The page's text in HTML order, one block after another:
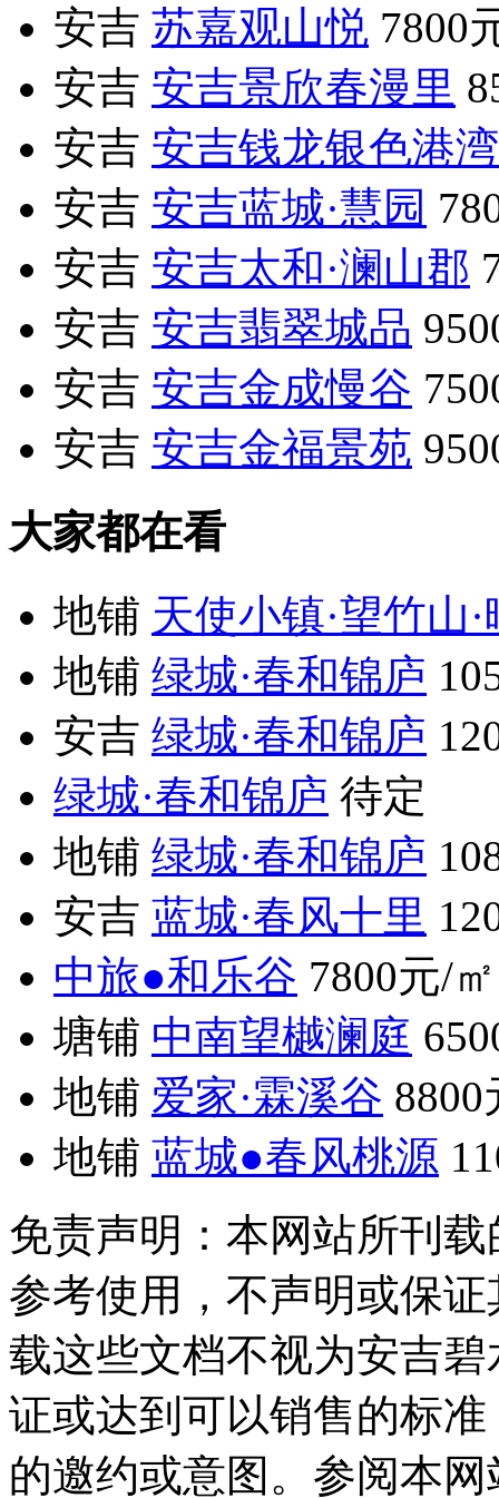
安吉 苏嘉观山悦 7800
安吉 安吉景欣春漫里
安吉 安吉钱龙银色港湾
安吉 安吉蓝城·慧园
安吉 安吉太和·澜山郡
安吉 安吉翡翠城品
安吉 安吉金成慢谷
安吉 安吉金福景苑
大家都在看
地铺 天使小镇·望竹山·
地铺 绿城·春和锦庐
安吉 绿城·春和锦庐
绿城·春和锦庐 待定
地铺 绿城·春和锦庐
安吉 蓝城·春风十里
中旅●和乐谷 7800元/㎡
塘铺 中南望樾澜庭
地铺 爱家·霖溪谷 8800
地铺 蓝城●春风桃源
免责声明：本网站所刊
参考使用，不声明或保
载这些文档不视为安吉
证或达到可以销售的标
的邀约或意图。参阅本